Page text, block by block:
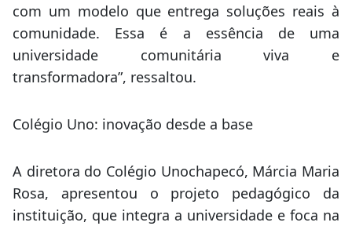
com um modelo que entrega soluções reais à
comunidade. Essa é a essência de uma
universidade comunitária viva e
transformadora”, ressaltou.
Colégio Uno: inovação desde a base
A diretora do Colégio Unochapecó, Márcia Maria
Rosa, apresentou o projeto pedagógico da
instituição, que integra a universidade e foca na